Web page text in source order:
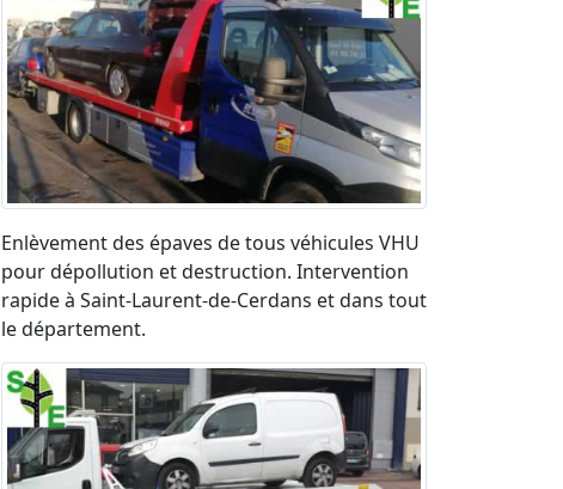
Enlèvement des épaves de tous véhicules VHU
pour dépollution et destruction. Intervention
rapide à Saint-Laurent-de-Cerdans et dans tout
le département.